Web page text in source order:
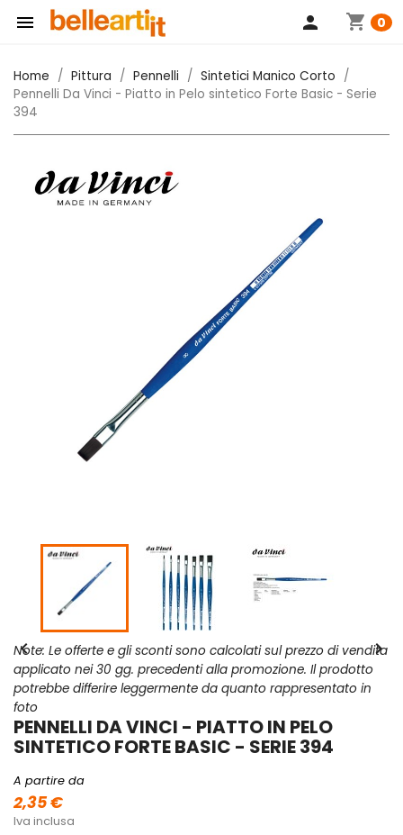
 shopping_cart 0
person
Home Pittura Pennelli
Sintetici Manico Corto
Pennelli Da Vinci - Piatto in Pelo sintetico Forte Basic - Serie
394
 
Note: Le offerte e gli sconti sono calcolati sul prezzo di vendita
applicato nei 30 gg. precedenti alla promozione. Il prodotto
potrebbe differire leggermente da quanto rappresentato in
foto
PENNELLI DA VINCI - PIATTO IN PELO
SINTETICO FORTE BASIC - SERIE 394
A partire da
2,35 €
Iva inclusa